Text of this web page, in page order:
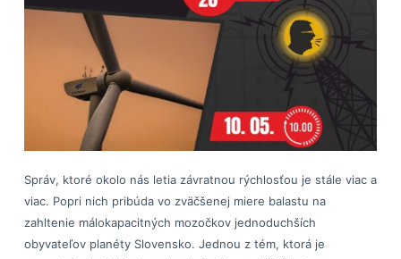
Správ, ktoré okolo nás letia závratnou rýchlosťou je stále viac a
viac. Popri nich pribúda vo zväčšenej miere balastu na
zahltenie málokapacitných mozočkov jednoduchších
obyvateľov planéty Slovensko. Jednou z tém, ktorá je